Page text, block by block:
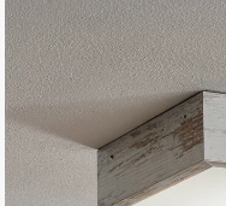
a
képgaléria
végére